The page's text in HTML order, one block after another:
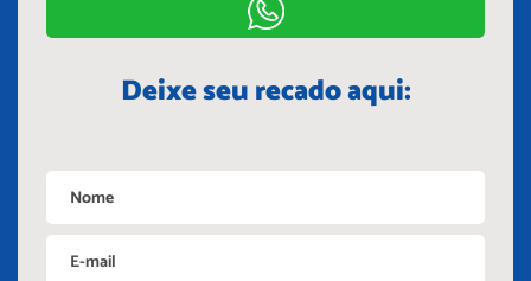
Deixe seu recado aqui: